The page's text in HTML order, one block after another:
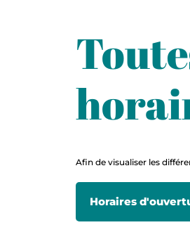
Afin de visualiser les
Horaires
Horaires
Horaires
Horaires